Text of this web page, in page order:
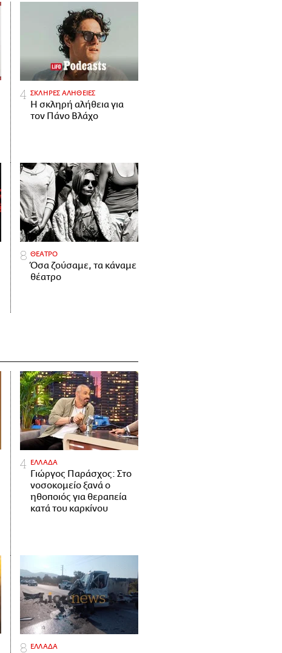
ΣΚΛΗΡΕΣ ΑΛΗΘΕΙΕΣ
H σκληρή αλήθεια για
τον Πάνο Βλάχο
ΘΕΑΤΡΟ
Όσα ζούσαμε, τα κάναμε
θέατρο
ΕΛΛΑΔΑ
Γιώργος Παράσχος: Στο
νοσοκομείο ξανά ο
ηθοποιός για θεραπεία
κατά του καρκίνου
ΕΛΛΑΔΑ